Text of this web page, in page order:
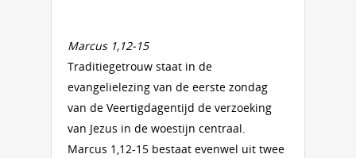
Marcus 1,12-15
Traditiegetrouw staat in de
evangelielezing van de eerste zondag
van de Veertigdagentijd de verzoeking
van Jezus in de woestijn centraal.
Marcus 1,12-15 bestaat evenwel uit twee